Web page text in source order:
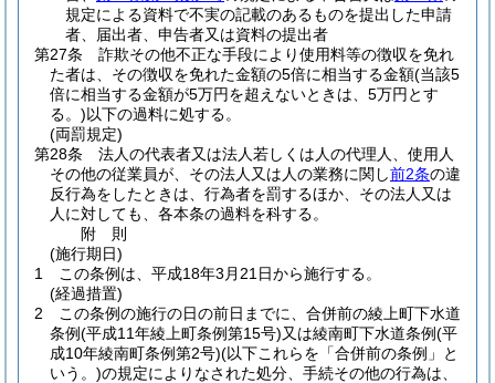
規定による資料で不実の記載のあるものを提出した申請
者、届出者、申告者又は資料の提出者
第27条
詐欺その他不正な手段により使用料等の徴収を免れ
た者は、その徴収を免れた金額の5倍に相当する金額(当該5
倍に相当する金額が5万円を超えないときは、5万円とす
る。)以下の過料に処する。
(両罰規定)
第28条
法人の代表者又は法人若しくは人の代理人、使用人
その他の従業員が、その法人又は人の業務に関し前2条の違
反行為をしたときは、行為者を罰するほか、その法人又は
人に対しても、各本条の過料を科する。
附 則
(施行期日)
1
この条例は、平成18年3月21日から施行する。
(経過措置)
2
この条例の施行の日の前日までに、合併前の綾上町下水道
条例(平成11年綾上町条例第15号)又は綾南町下水道条例(平
成10年綾南町条例第2号)(以下これらを「合併前の条例」と
いう。)の規定によりなされた処分、手続その他の行為は、